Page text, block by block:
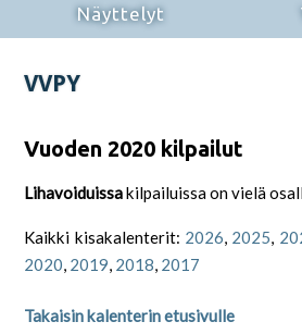
Näyttelyt
VVPY
Vuoden 2020 kilpailut
Lihavoiduissakilpailuissa on vielä
Kaikki kisakalenterit: 2026 2025
2020 2019 2018 2017
Takaisin kalenterin etusivulle